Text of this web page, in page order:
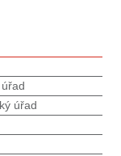
úřad